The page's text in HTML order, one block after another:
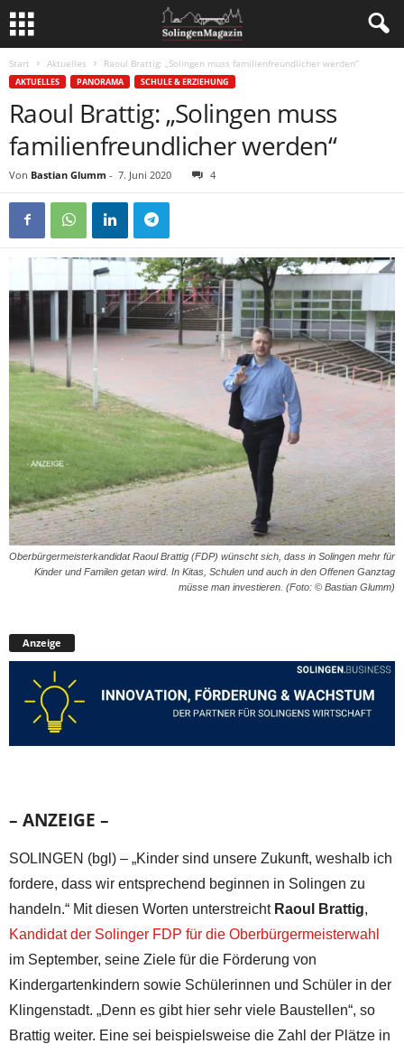
Start Aktuelles Raoul Brattig: „Solingen muss familienfreundlicher werden“
AKTUELLES PANORAMA SCHULE & ERZIEHUNG
Raoul Brattig: „Solingen muss
familienfreundlicher werden“
Von Bastian Glumm - 7. Juni 2020 4
Oberbürgermeisterkandidat Raoul Brattig (FDP) wünscht sich, dass in Solingen mehr für
Kinder und Familen getan wird. In Kitas, Schulen und auch in den Offenen Ganztag
müsse man investieren. (Foto: © Bastian Glumm)
Anzeige
– ANZEIGE –
SOLINGEN (bgl) – „Kinder sind unsere Zukunft, weshalb ich
fordere, dass wir entsprechend beginnen in Solingen zu
handeln.“ Mit diesen Worten unterstreicht Raoul Brattig,
Kandidat der Solinger FDP für die Oberbürgermeisterwahl
im September, seine Ziele für die Förderung von
Kindergartenkindern sowie Schülerinnen und Schüler in der
Klingenstadt. „Denn es gibt hier sehr viele Baustellen“, so
Brattig weiter. Eine sei beispielsweise die Zahl der Plätze in